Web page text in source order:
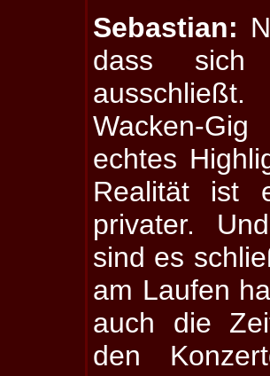
Sebastian:
dass sich
Wacken-
echtes
Realität ist
privater.
sind es
am Laufen
auch die
den